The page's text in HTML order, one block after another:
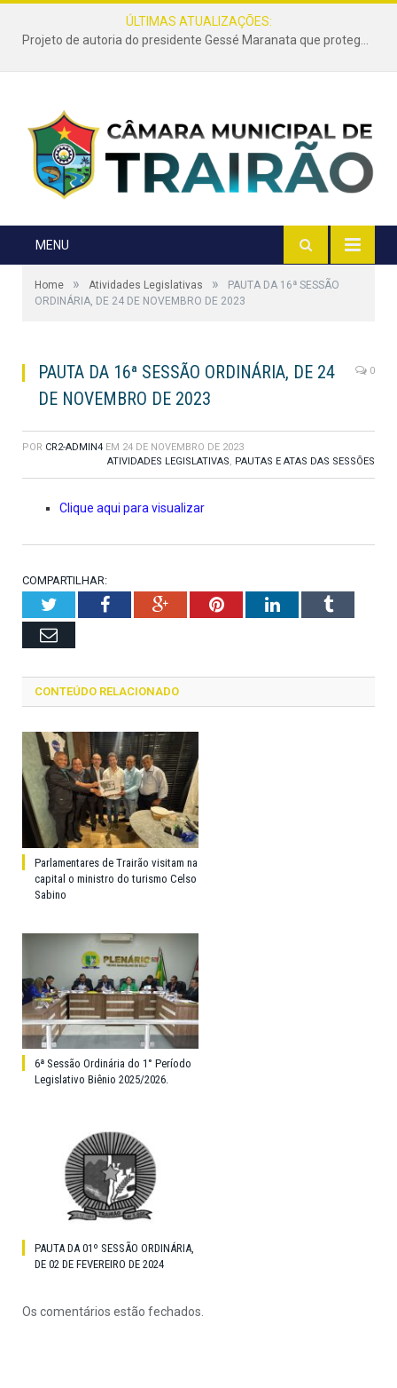
ÚLTIMAS ATUALIZAÇÕES:
Projeto de autoria do presidente Gessé Maranata que protege as estradas vicinais de Trairão é transformado em lei
MENU
Home » Atividades Legislativas »
PAUTA DA 16ª SESSÃO
ORDINÁRIA, DE 24 DE NOVEMBRO DE 2023
PAUTA DA 16ª SESSÃO ORDINÁRIA, DE 24
DE NOVEMBRO DE 2023
0
POR CR2-ADMIN4 EM 24 DE NOVEMBRO DE 2023
ATIVIDADES LEGISLATIVAS, PAUTAS E ATAS DAS SESSÕES
Clique aqui para visualizar
COMPARTILHAR:
TwitterFacebookGoogle+PinterestLinkedInTumblr
Email
CONTEÚDO RELACIONADO
Parlamentares de Trairão visitam na
capital o ministro do turismo Celso
Sabino
6ª Sessão Ordinária do 1° Período
Legislativo Biênio 2025/2026.
PAUTA DA 01º SESSÃO ORDINÁRIA,
DE 02 DE FEVEREIRO DE 2024
Os comentários estão fechados.